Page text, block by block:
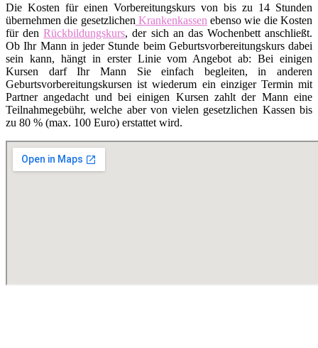
Die Kosten für einen Vorbereitungskurs von bis zu 14 Stunden
übernehmen die gesetzlichen Krankenkassen ebenso wie die Kosten
für denRückbildungskurs, der sich an das Wochenbett anschließt.
Ob Ihr Mann in jeder Stunde beim Geburtsvorbereitungskurs dabei
sein kann, hängt in erster Linie vom Angebot ab: Bei einigen
Kursen darf Ihr Mann Sie einfach begleiten, in anderen
Geburtsvorbereitungskursen ist wiederum ein einziger Termin mit
Partner angedacht und bei einigen Kursen zahlt der Mann eine
Teilnahmegebühr, welche aber von vielen gesetzlichen Kassen bis
zu 80 % (max. 100 Euro) erstattet wird.